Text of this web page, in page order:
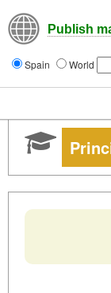
Publish
Spain World